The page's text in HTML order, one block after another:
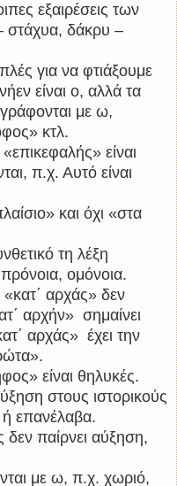
εξαιρέσεις των
στάχυα, δάκρυ –
για να φτιάξουμε
είναι ο, αλλά τα
με ω,
κτλ.
είναι
π.χ. Αυτό είναι
και όχι «στα
τη λέξη
ομόνοια.
αρχάς» δεν
αρχήν» σημαίνει
αρχάς» έχει την
είναι θηλυκές.
στους ιστορικούς
ή επανέλαβα.
παίρνει αύξηση,
με ω, π.χ. χωριό,